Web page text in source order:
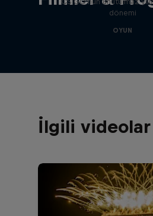
dönemi
OYUN
İlgili videolar